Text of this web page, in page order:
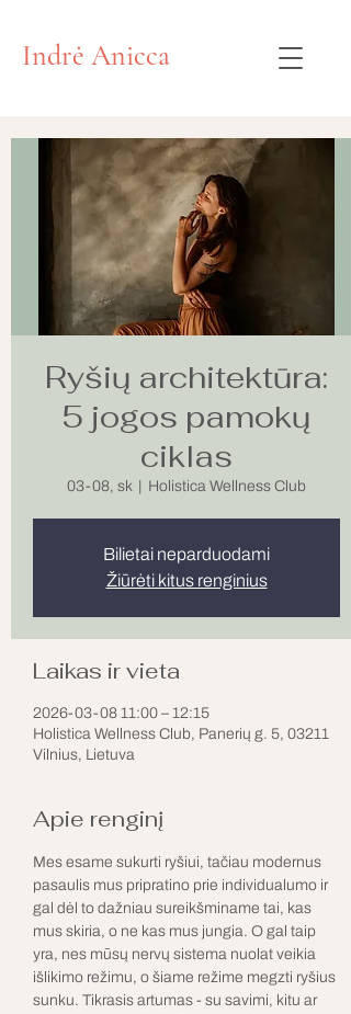
Indrė Anicca
Ryšių architektūra:
5 jogos pamokų
ciklas
03-08, sk
  |
Holistica Wellness Club
Bilietai neparduodami
Žiūrėti kitus renginius
Laikas ir vieta
2026-03-08 11:00 – 12:15
Holistica Wellness Club, Panerių g. 5, 03211
Vilnius, Lietuva
Apie renginį
Mes esame sukurti ryšiui, tačiau modernus
pasaulis mus pripratino prie individualumo ir
gal dėl to dažniau sureikšminame tai, kas
mus skiria, o ne kas mus jungia. O gal taip
yra, nes mūsų nervų sistema nuolat veikia
išlikimo režimu, o šiame režime megzti ryšius
sunku. Tikrasis artumas - su savimi, kitu ar